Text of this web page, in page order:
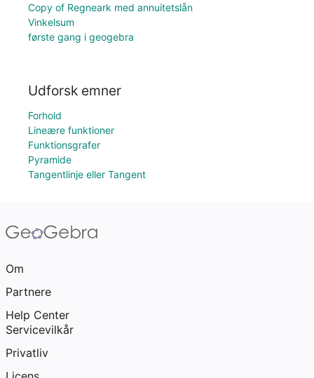
Copy of Regneark med annuitetslån
Vinkelsum
første gang i geogebra
Udforsk emner
Forhold
Lineære funktioner
Funktionsgrafer
Pyramide
Tangentlinje eller Tangent
Om
Partnere
Help Center
Servicevilkår
Privatliv